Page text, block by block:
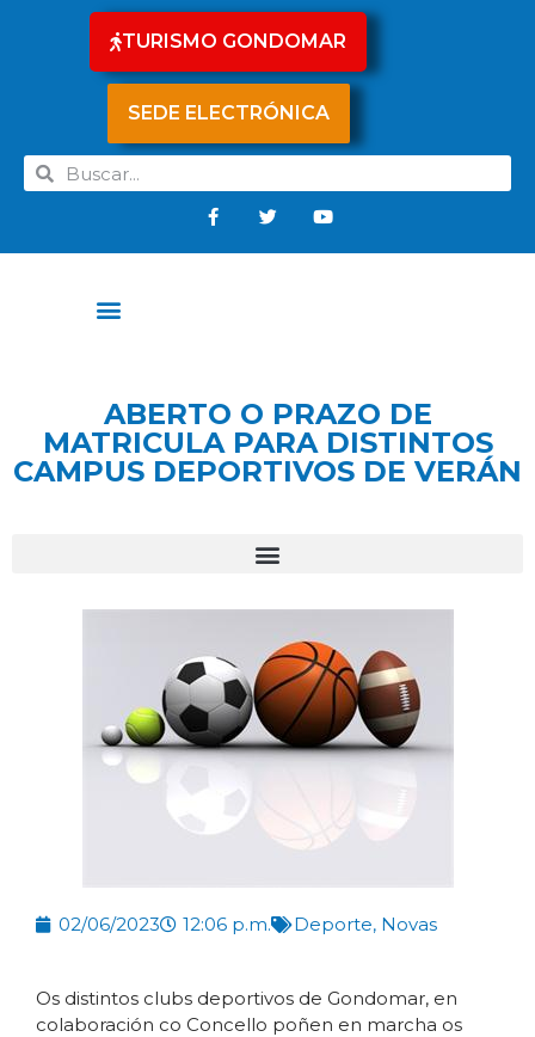
TURISMO GONDOMAR
SEDE ELECTRÓNICA
ABERTO O PRAZO DE
MATRICULA PARA DISTINTOS
CAMPUS DEPORTIVOS DE VERÁN
02/06/2023 12:06 p.m. Deporte, Novas
Os distintos clubs deportivos de Gondomar, en
colaboración co Concello poñen en marcha os